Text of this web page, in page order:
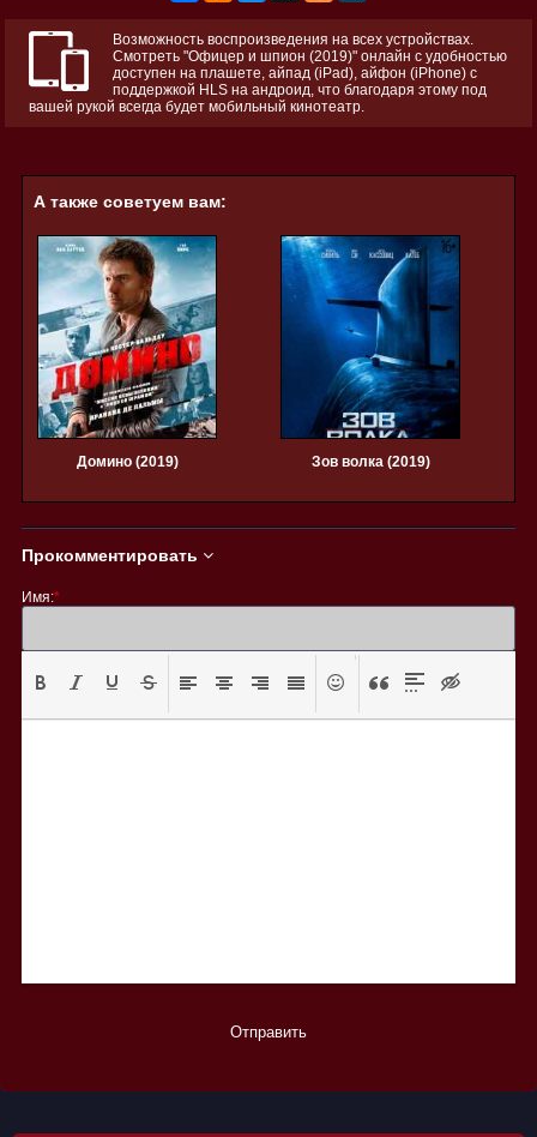
Возможность воспроизведения на всех устройствах.
Смотреть "Офицер и шпион (2019)" онлайн с удобностью
доступен на плашете, айпад (iPad), айфон (iPhone) с
поддержкой HLS на андроид, что благодаря этому под
вашей рукой всегда будет мобильный кинотеатр.
А также советуем вам:
Домино (2019) Зов волка (2019)
Прокомментировать
Имя:*
Отправить